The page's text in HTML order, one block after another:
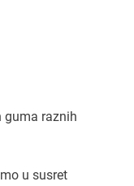
guma raznih
u susret